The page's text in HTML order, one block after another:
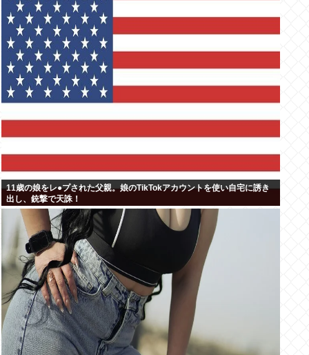
11歳の娘をレ●プされた父親。娘のTikTokアカウントを使い自宅に誘き
出し、銃撃で天誅！